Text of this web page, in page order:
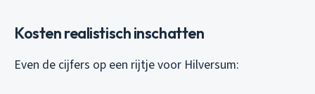
Kosten realistisch inschatten
Even de cijfers op een rijtje voor Hilversum: